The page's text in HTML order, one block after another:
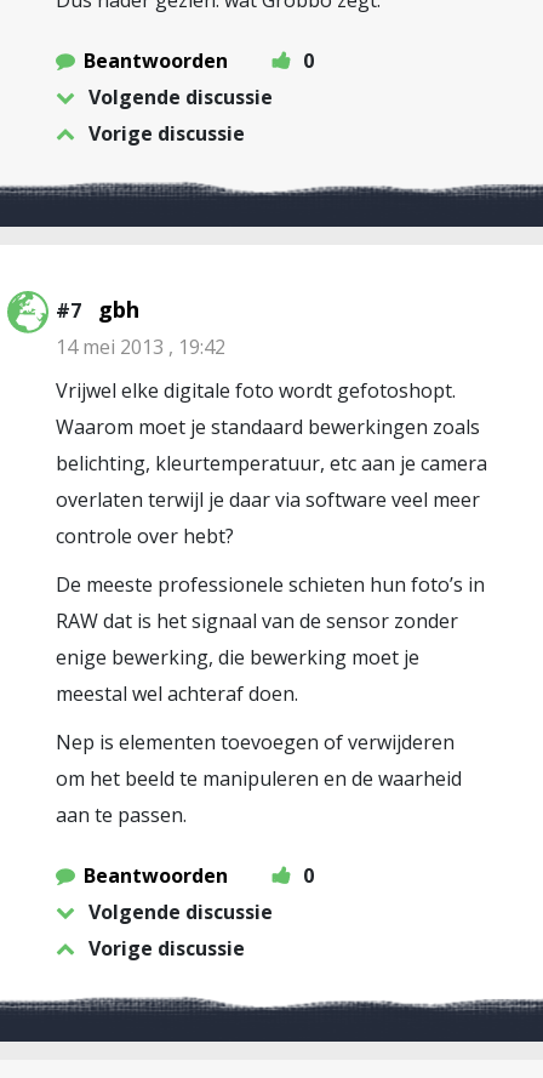
Beantwoorden
0
Volgende discussie
Vorige discussie
#7 gbh
14 mei 2013 , 19:42
Vrijwel elke digitale foto wordt gefotoshopt.
Waarom moet je standaard bewerkingen zoals
belichting, kleurtemperatuur, etc aan je camera
overlaten terwijl je daar via software veel meer
controle over hebt?
De meeste professionele schieten hun foto’s in
RAW dat is het signaal van de sensor zonder
enige bewerking, die bewerking moet je
meestal wel achteraf doen.
Nep is elementen toevoegen of verwijderen
om het beeld te manipuleren en de waarheid
aan te passen.
Beantwoorden
0
Volgende discussie
Vorige discussie